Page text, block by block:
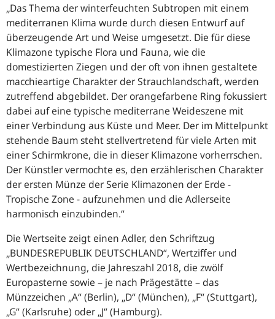
„Das Thema der winterfeuchten Subtropen mit einem
mediterranen Klima wurde durch diesen Entwurf auf
überzeugende Art und Weise umgesetzt. Die für diese
Klimazone typische Flora und Fauna, wie die
domestizierten Ziegen und der oft von ihnen gestaltete
macchieartige Charakter der Strauchlandschaft, werden
zutreffend abgebildet. Der orangefarbene Ring fokussiert
dabei auf eine typische mediterrane Weideszene mit
einer Verbindung aus Küste und Meer. Der im Mittelpunkt
stehende Baum steht stellvertretend für viele Arten mit
einer Schirmkrone, die in dieser Klimazone vorherrschen.
Der Künstler vermochte es, den erzählerischen Charakter
der ersten Münze der Serie Klimazonen der Erde -
Tropische Zone - aufzunehmen und die Adlerseite
harmonisch einzubinden.“
Die Wertseite zeigt einen Adler, den Schriftzug
„BUNDESREPUBLIK DEUTSCHLAND“, Wertziffer und
Wertbezeichnung, die Jahreszahl 2018, die zwölf
Europasterne sowie – je nach Prägestätte – das
Münzzeichen „A“ (Berlin), „D“ (München), „F“ (Stuttgart),
„G“ (Karlsruhe) oder „J“ (Hamburg).